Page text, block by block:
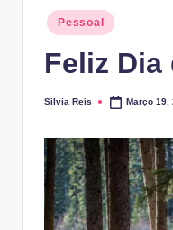
PostedPessoal
Feliz Dia
Posted
Silvia Reis Março 19,